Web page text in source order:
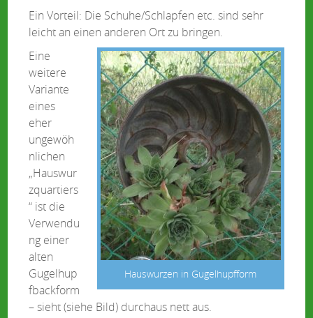
Ein Vorteil: Die Schuhe/Schlapfen etc. sind sehr
leicht an einen anderen Ort zu bringen.
Hauswurzen in Gugelhupfform
Eine
weitere
Variante
eines
eher
ungewöh
nlichen
„Hauswur
zquartiers
“ ist die
Verwendu
ng einer
alten
Gugelhup
fbackform
– sieht (siehe Bild) durchaus nett aus.